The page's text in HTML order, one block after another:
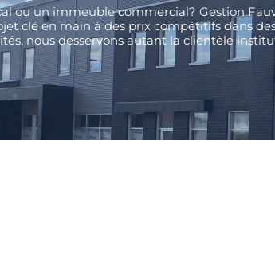
ou un immeuble commercial? Gestion
clé en main à des prix compétitifs dans
nous desservons autant la clientèle